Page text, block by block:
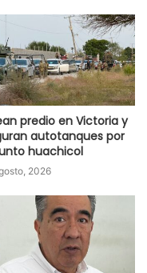
predio en Victoria y
autotanques por
huachicol
2026